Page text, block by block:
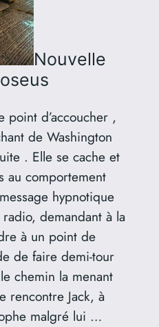
Nouvelle
point d’accoucher ,
de Washington
. Elle se cache et
au comportement
hypnotique
demandant à la
à un point de
de faire demi-tour
chemin la menant
rencontre Jack, à
malgré lui …